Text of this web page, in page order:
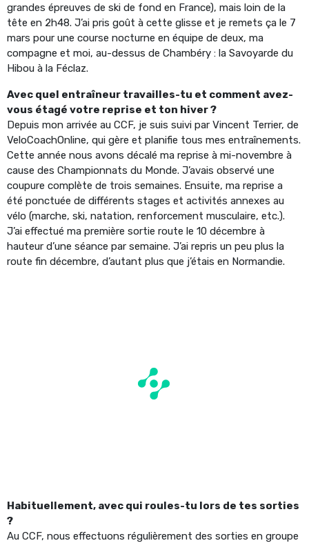
grandes épreuves de ski de fond en France), mais loin de la
tête en 2h48. J’ai pris goût à cette glisse et je remets ça le 7
mars pour une course nocturne en équipe de deux, ma
compagne et moi, au-dessus de Chambéry : la Savoyarde du
Hibou à la Féclaz.
Avec quel entraîneur travailles-tu et comment avez-
vous étagé votre reprise et ton hiver ?
Depuis mon arrivée au CCF, je suis suivi par Vincent Terrier, de
VeloCoachOnline, qui gère et planifie tous mes entraînements.
Cette année nous avons décalé ma reprise à mi-novembre à
cause des Championnats du Monde. J’avais observé une
coupure complète de trois semaines. Ensuite, ma reprise a
été ponctuée de différents stages et activités annexes au
vélo (marche, ski, natation, renforcement musculaire, etc.).
J’ai effectué ma première sortie route le 10 décembre à
hauteur d’une séance par semaine. J’ai repris un peu plus la
route fin décembre, d’autant plus que j’étais en Normandie.
Habituellement, avec qui roules-tu lors de tes sorties
?
Au CCF, nous effectuons régulièrement des sorties en groupe